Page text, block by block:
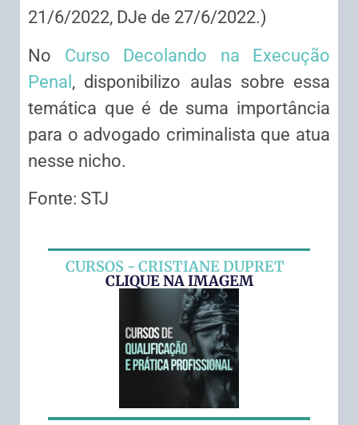
21/6/2022, DJe de 27/6/2022.)
No Curso Decolando na Execução
Penal , disponibilizo aulas sobre essa
temática que é de suma importância
para o advogado criminalista que atua
nesse nicho.
Fonte: STJ
CURSOS - CRISTIANE DUPRET
CLIQUE NA IMAGEM